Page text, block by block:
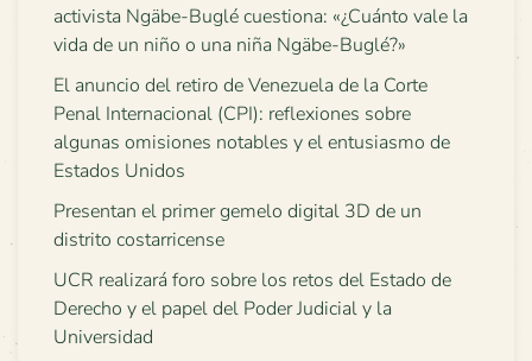
activista Ngäbe-Buglé cuestiona: «¿Cuánto vale la
vida de un niño o una niña Ngäbe-Buglé?»
El anuncio del retiro de Venezuela de la Corte
Penal Internacional (CPI): reflexiones sobre
algunas omisiones notables y el entusiasmo de
Estados Unidos
Presentan el primer gemelo digital 3D de un
distrito costarricense
UCR realizará foro sobre los retos del Estado de
Derecho y el papel del Poder Judicial y la
Universidad